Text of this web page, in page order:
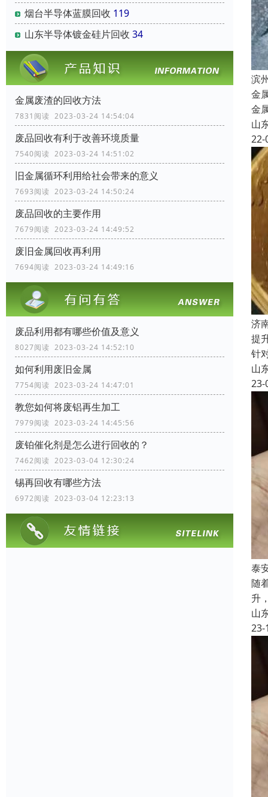
烟台半导体蓝膜回收 119
山东半导体镀金硅片回收 34
金属废渣的回收方法
7831阅读 2023-03-24 14:54:04
废品回收有利于改善环境质量
7540阅读 2023-03-24 14:51:02
旧金属循环利用给社会带来的意义
7693阅读 2023-03-24 14:50:24
废品回收的主要作用
7679阅读 2023-03-24 14:49:52
废旧金属回收再利用
7694阅读 2023-03-24 14:49:16
废品利用都有哪些价值及意义
8027阅读 2023-03-24 14:52:10
如何利用废旧金属
7754阅读 2023-03-24 14:47:01
教您如何将废铝再生加工
7979阅读 2023-03-24 14:45:56
废铂催化剂是怎么进行回收的？
7462阅读 2023-03-04 12:30:24
锡再回收有哪些方法
6972阅读 2023-03-04 12:23:13
滨
金
金
山
22-
济
提
针
山
23-
泰
随
升
山
23-